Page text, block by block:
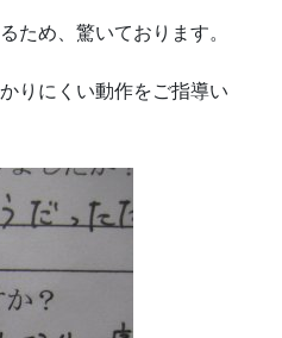
ため、驚いております。
りにくい動作をご指導い